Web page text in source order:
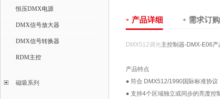
恒压DMX电源
DMX信号放大器
DMX信号转换器
RDM主控
磁吸系列
产品详细 需求订购
DMX512调光主控制器-DMX-E06产
产品特点
● 符合 DMX512/1990国际标准协议
● 支持4个区域独立或同步的亮度控